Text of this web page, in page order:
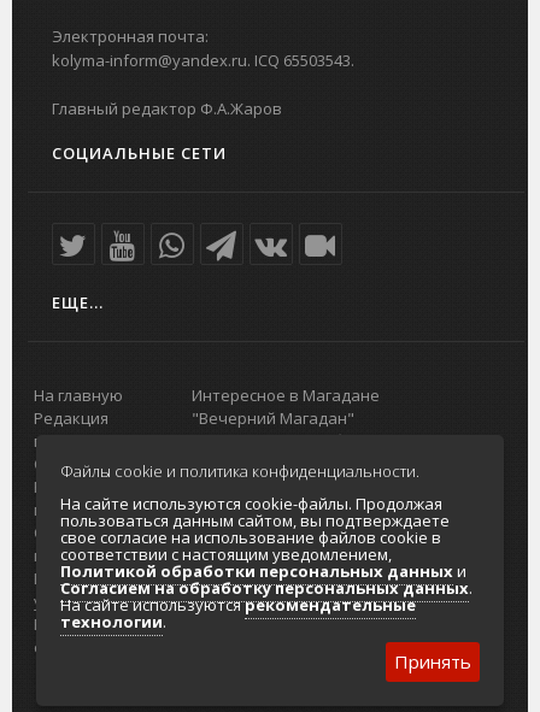
Электронная почта:
kolyma-inform@yandex.ru. ICQ 65503543.
Главный редактор Ф.А.Жаров
СОЦИАЛЬНЫЕ СЕТИ
ЕЩЕ...
На главную
Редакция
портала
О проекте
Реклама на
портале
Отзывы и
предложения
Интернет-
услуги
Разработка
сайтов
Интересное в Магадане
"Вечерний Магадан"
Городская доска объявлений
Реклама
Главный туристический портал
Колымы
Политика в отношении обработки
персональных данных
Согласие на обработку персональных
данных
Файлы cookie и политика конфиденциальности.
На сайте используются cookie-файлы. Продолжая
пользоваться данным сайтом, вы подтверждаете
свое согласие на использование файлов cookie в
соответствии с настоящим уведомлением,
Политикой обработки персональных данныхи
Согласием на обработку персональных данных.
На сайте используютсярекомендательные
технологии.
Принять